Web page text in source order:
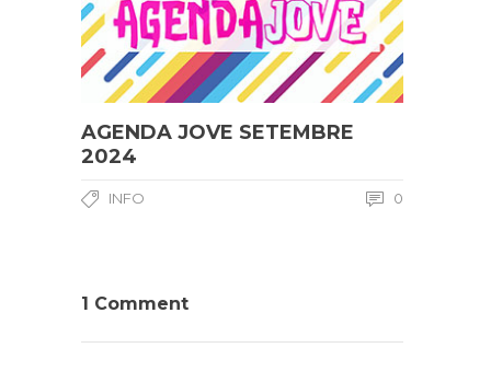
AGENDA JOVE SETEMBRE
2024
INFO 0
1 Comment